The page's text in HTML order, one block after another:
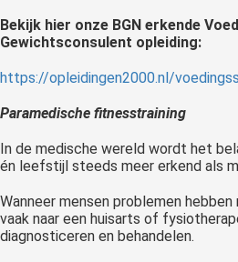
Bekijk hier onze BGN erkende
Gewichtsconsulent opleiding:
https://opleidingen2000.nl/
Paramedische fitnesstraining
In de medische wereld wordt het
én leefstijl steeds meer erkend als
Wanneer mensen problemen
vaak naar een huisarts of
diagnosticeren en behandelen.